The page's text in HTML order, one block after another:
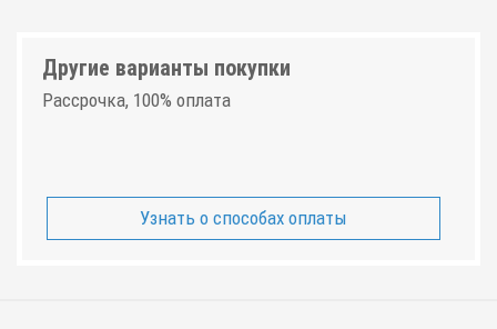
Другие варианты покупки
Рассрочка, 100% оплата
Узнать о способах оплаты